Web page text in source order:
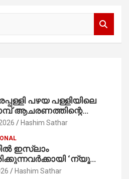
പഴയ പള്ളിയിലെ
പന്തലിന്റെ കാൽനാട്ട്
Hashim Sathar
ഇസ്‌ലാം
‘ന്യൂ
ഡിജിറ്റല്‍ കാര്‍ഡ് സേവനം
Hashim Sathar